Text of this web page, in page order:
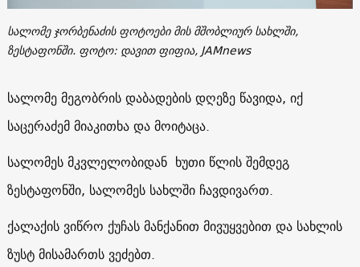
სალომე ჯორბენაძის ფოტოები მის მშობლიურ სახლში,
ზესტაფონში. ფოტო: დავით ფიფია, JAMnews
სალომე მეგობრის დაბადების დღეზე წავიდა, იქ
საცერაძემ მიაკითხა და მოიტაცა.
სალომეს მკვლელობიდან ხუთი წლის შემდეგ
ზესტაფონში, სალომეს სახლში ჩავდივართ.
ქალაქის ვიწრო ქუჩას მანქანით მივუყვებით და სახლის
ზუსტ მისამართს ვეძებთ.